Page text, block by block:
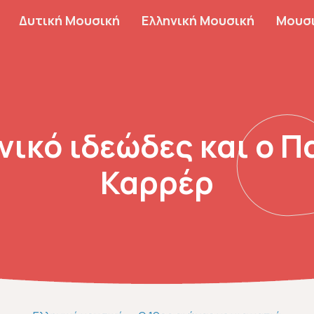
Δυτική Μουσική Ελληνική Μουσική
ιδεώδες και ο
Καρρέρ